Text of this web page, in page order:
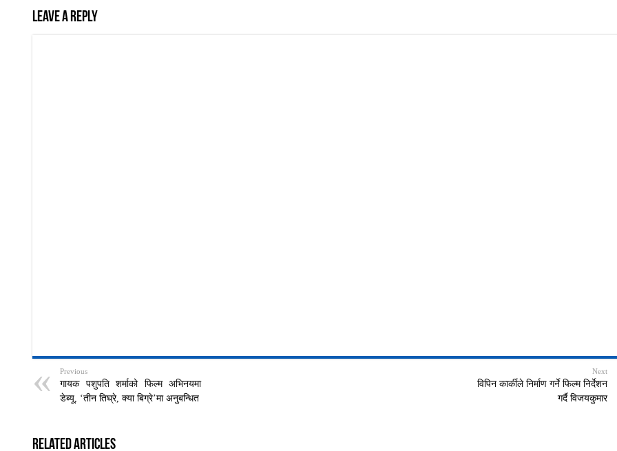
Leave a Reply
Previous
गायक पशुपति शर्माको फिल्म अभिनयमा
डेब्यू, ‘तीन तिघ्रे, क्या बिग्रे’मा अनुबन्धित
Next
विपिन कार्कीले निर्माण गर्ने फिल्म निर्देशन
गर्दै विजयकुमार
Related Articles